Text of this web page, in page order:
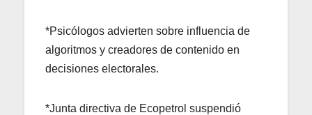
*Psicólogos advierten sobre influencia de
algoritmos y creadores de contenido en
decisiones electorales.
*Junta directiva de Ecopetrol suspendió